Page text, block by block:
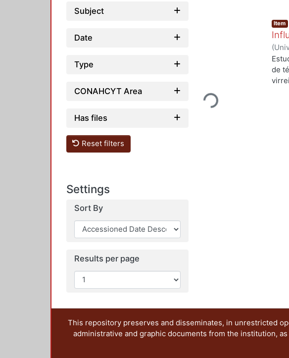
Subject
Date
Type
CONAHCYT Area
Has files
Reset filters
Settings
Sort By
Results per page
Loading...
Item
(
de
This repository preserves and disseminates, in unrestricted
administrative and graphic documents from the institution,